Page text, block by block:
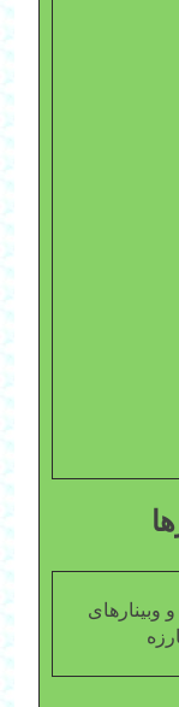
وبینارهای